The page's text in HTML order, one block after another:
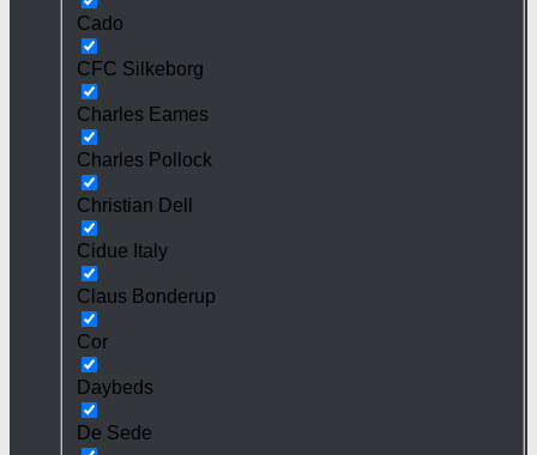
Cado
CFC Silkeborg
Charles Eames
Charles Pollock
Christian Dell
Cidue Italy
Claus Bonderup
Cor
Daybeds
De Sede